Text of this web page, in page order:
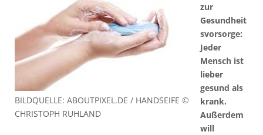
BILDQUELLE: ABOUTPIXEL.DE / HANDSEIFE ©
CHRISTOPH RUHLAND
zur
Gesundheit
svorsorge:
Jeder
Mensch ist
lieber
gesund als
krank.
Außerdem
will